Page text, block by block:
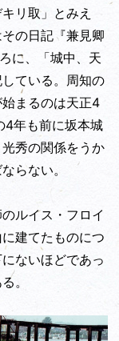
リ取」とみえ
の日記『兼見卿
に、「城中、天
ている。周知の
まるのは天正4
4年も前に坂本城
秀の関係をうか
らない。
ルイス・フロイ
建てたものにつ
ないほどであっ
。